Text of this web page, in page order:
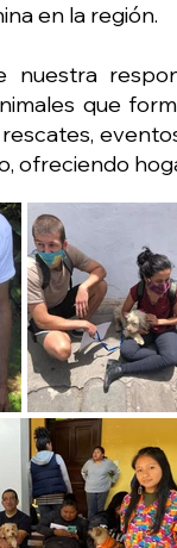
en la región.
que
ofreciendo